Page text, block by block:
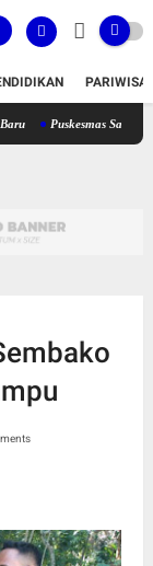
Puskesmas Sakra Timur